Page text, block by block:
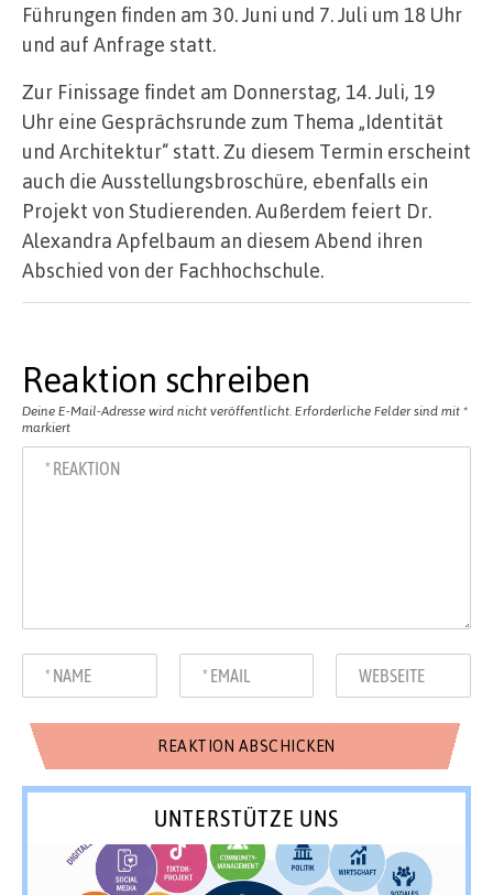
Führungen finden am 30. Juni und 7. Juli um 18 Uhr
und auf Anfrage statt.
Zur Finissage findet am Donnerstag, 14. Juli, 19
Uhr eine Gesprächsrunde zum Thema „Identität
und Architektur“ statt. Zu diesem Termin erscheint
auch die Ausstellungsbroschüre, ebenfalls ein
Projekt von Studierenden. Außerdem feiert Dr.
Alexandra Apfelbaum an diesem Abend ihren
Abschied von der Fachhochschule.
Reaktion schreiben
Deine E-Mail-Adresse wird nicht veröffentlicht. Erforderliche Felder sind mit *
markiert
UNTERSTÜTZE UNS